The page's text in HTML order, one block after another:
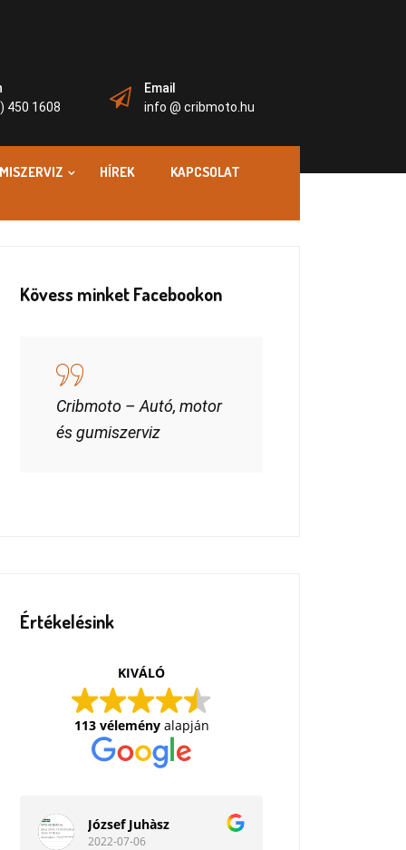
450 1608
Email
info @ cribmoto.hu
HÍREK KAPCSOLAT
Kövess minket Facebookon
Cribmoto – Autó, motor
és gumiszerviz
Értékelésink
KIVÁLÓ
113 véleményalapján
József Juhàsz
2022-07-06